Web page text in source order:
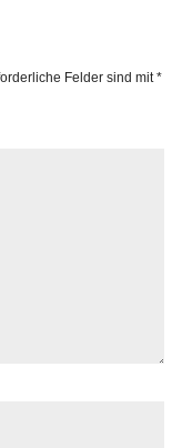
Felder sind mit*